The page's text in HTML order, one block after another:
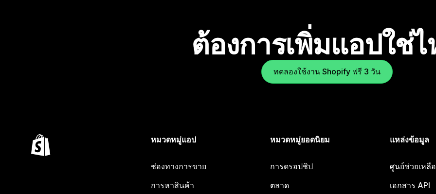
ต้องการเพิ่มแอปใช่
ทดลองใช้งาน Shopify ฟรี 3 วัน
หมวดหมู่แอป
ช่องทางการขาย
การหาสินค้า
หมวดหมู่ยอดนิยม
การดรอปชิป
ตลาด
แหล่งข้อมูล
ศูนย์ช่วยเหลื
เอกสาร API